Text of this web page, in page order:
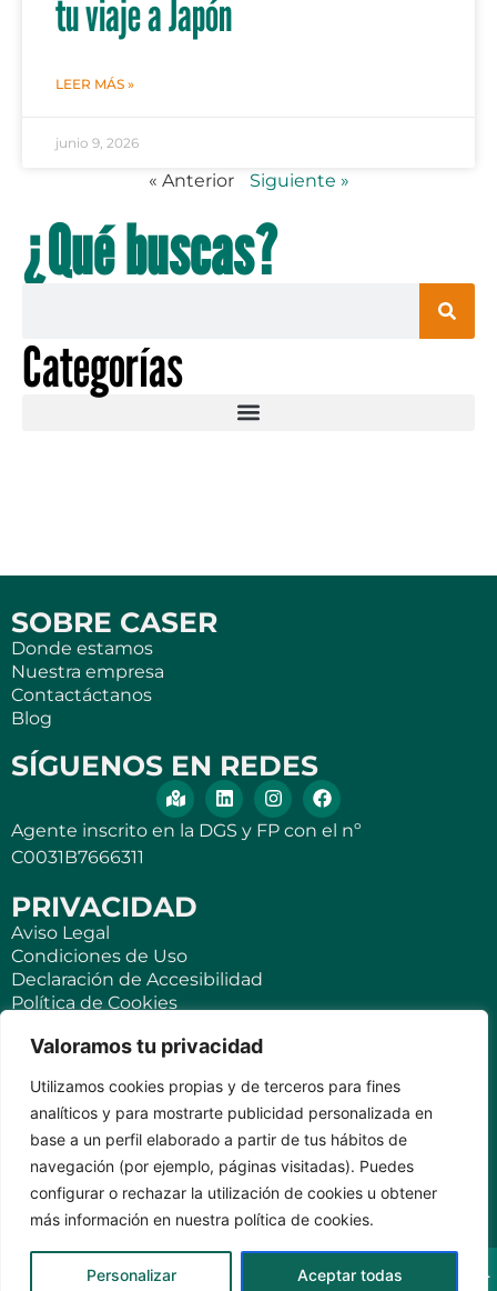
Valoramos tu privacidad
Utilizamos cookies propias y de terceros para fines
analíticos y para mostrarte publicidad personalizada en
base a un perfil elaborado a partir de tus hábitos de
navegación (por ejemplo, páginas visitadas). Puedes
configurar o rechazar la utilización de cookies u obtener
más información en nuestra política de cookies.
Personalizar Aceptar todas
tu viaje a Japón
LEER MÁS »
junio 9, 2026
« Anterior Siguiente »
¿Qué buscas?
Categorías
SOBRE CASER
Donde estamos
Nuestra empresa
Contactáctanos
Blog
SÍGUENOS EN REDES
Agente inscrito en la DGS y FP con el nº
C0031B7666311
PRIVACIDAD
Aviso Legal
Condiciones de Uso
Declaración de Accesibilidad
Política de Cookies
SEGUROS
Para ti
Negocios y PYMES
Seguro de viaje
Seguro para Viviendas Vacacionales
Seguro para teléfonos móviles
KVILAR AGENTE CASER SANTA CRUZ DE TENERIFE Av.